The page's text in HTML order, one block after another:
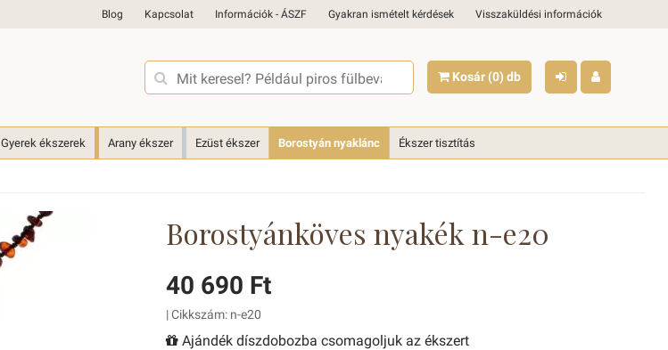
Blog Kapcsolat Információk - ÁSZF Gyakran ismételt kérdések Visszaküldési információk
Kosár (0) db
Gyerek ékszerek Arany ékszer Ezüst ékszer Borostyán nyaklánc Ékszer tisztítás
Borostyánköves nyakék n-e20
40 690 Ft
| Cikkszám: n-e20
Ajándék díszdobozba csomagoljuk az ékszert